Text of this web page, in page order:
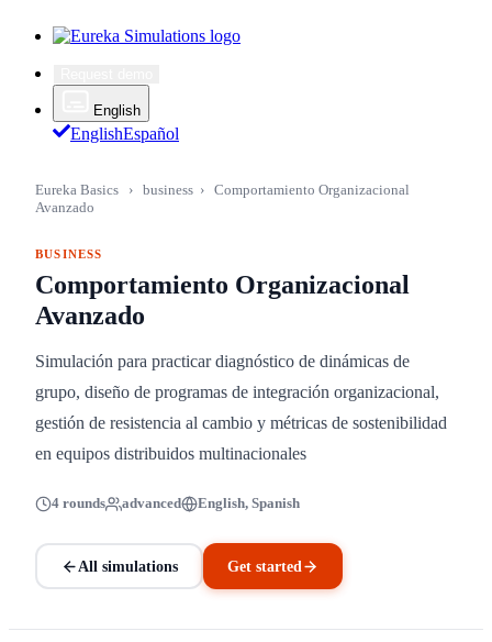
English
EnglishEspañol
Eureka Basics › business › Comportamiento Organizacional
Avanzado
BUSINESS
Comportamiento Organizacional
Avanzado
Simulación para practicar diagnóstico de dinámicas de
grupo, diseño de programas de integración organizacional,
gestión de resistencia al cambio y métricas de sostenibilidad
en equipos distribuidos multinacionales
4 rounds advanced English, Spanish
All simulations Get started